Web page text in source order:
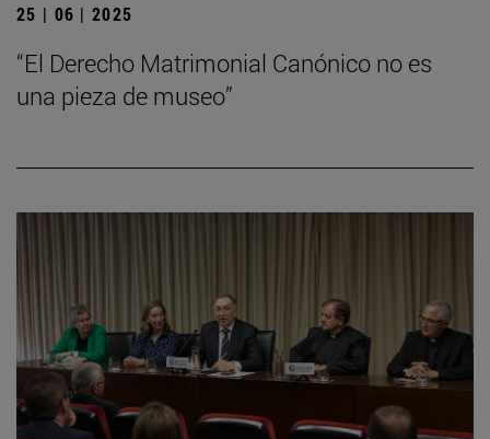
25 | 06 | 2025
“El Derecho Matrimonial Canónico no es
una pieza de museo”